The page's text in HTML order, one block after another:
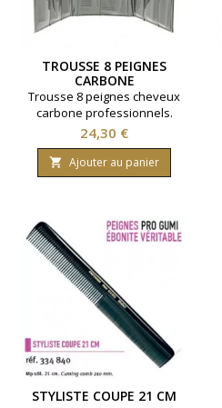
TROUSSE 8 PEIGNES
CARBONE
PROFESSIONNELS
Trousse 8 peignes cheveux
carbone professionnels.
Effet Antistatique.Très léger
et résistant.Coloris noir.
Prix
24,30 €
 Ajouter au panier
STYLISTE COUPE 21 CM